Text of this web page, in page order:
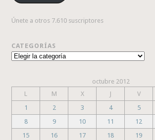
Únete a otros 7.610 suscriptores
CATEGORÍAS
Categorías
octubre 2012
L
M X J V
1
2 3 4 5
8
9 10 11 12
15
16 17 18 19